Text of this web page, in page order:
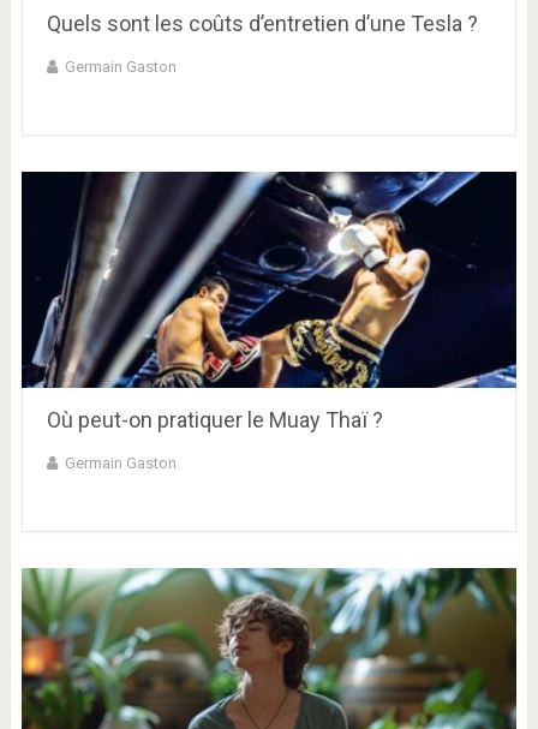
Quels sont les coûts d’entretien d’une Tesla ?
Germain Gaston
Où peut-on pratiquer le Muay Thaï ?
Germain Gaston